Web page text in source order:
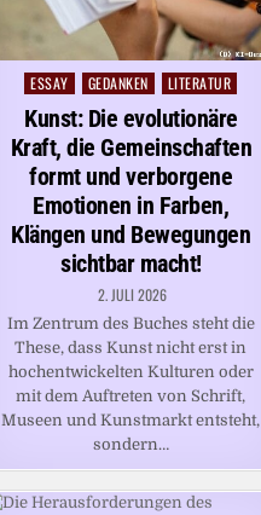
Posted
in
ESSAY GEDANKEN LITERATUR
Kunst: Die evolutionäre
Kraft, die Gemeinschaften
formt und verborgene
Emotionen in Farben,
Klängen und Bewegungen
sichtbar macht!
2. JULI 2026
Im Zentrum des Buches steht die
These, dass Kunst nicht erst in
hochentwickelten Kulturen oder
mit dem Auftreten von Schrift,
Museen und Kunstmarkt entsteht,
sondern…